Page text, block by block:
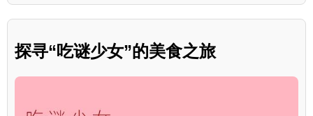
探寻“吃谜少女”的美食之旅